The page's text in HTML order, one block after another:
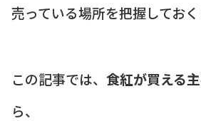
売っている場所を把握しておく
この記事では、 食紅が買える
ら、